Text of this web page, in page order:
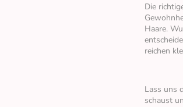
Die
Haare.
reichen
Lass uns
schaust